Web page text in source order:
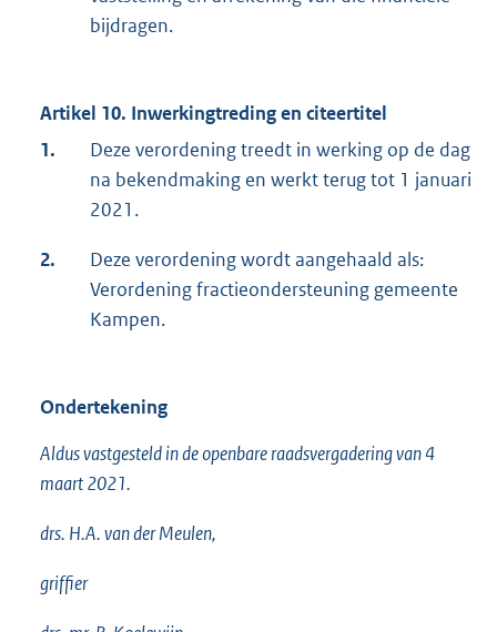
bijdragen.
Artikel 10. Inwerkingtreding en citeertitel
1.
Deze verordening treedt in werking op de dag
na bekendmaking en werkt terug tot 1 januari
2021.
2.
Deze verordening wordt aangehaald als:
Verordening fractieondersteuning gemeente
Kampen.
Ondertekening
Aldus vastgesteld in de openbare raadsvergadering van 4
maart 2021.
drs. H.A. van der Meulen,
griffier